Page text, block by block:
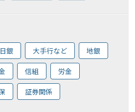
銀 大手行など 地銀
信組 労金
証券関係